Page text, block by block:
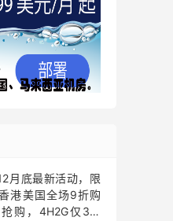
月底最新活动，限
港美国全场9折购
购，4H2G仅36/